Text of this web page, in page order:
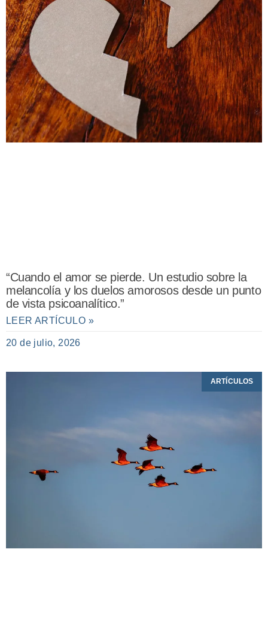
“Cuando el amor se pierde. Un estudio sobre la
melancolía y los duelos amorosos desde un punto
de vista psicoanalítico.”
LEER ARTÍCULO »
20 de julio, 2026
ARTÍCULOS